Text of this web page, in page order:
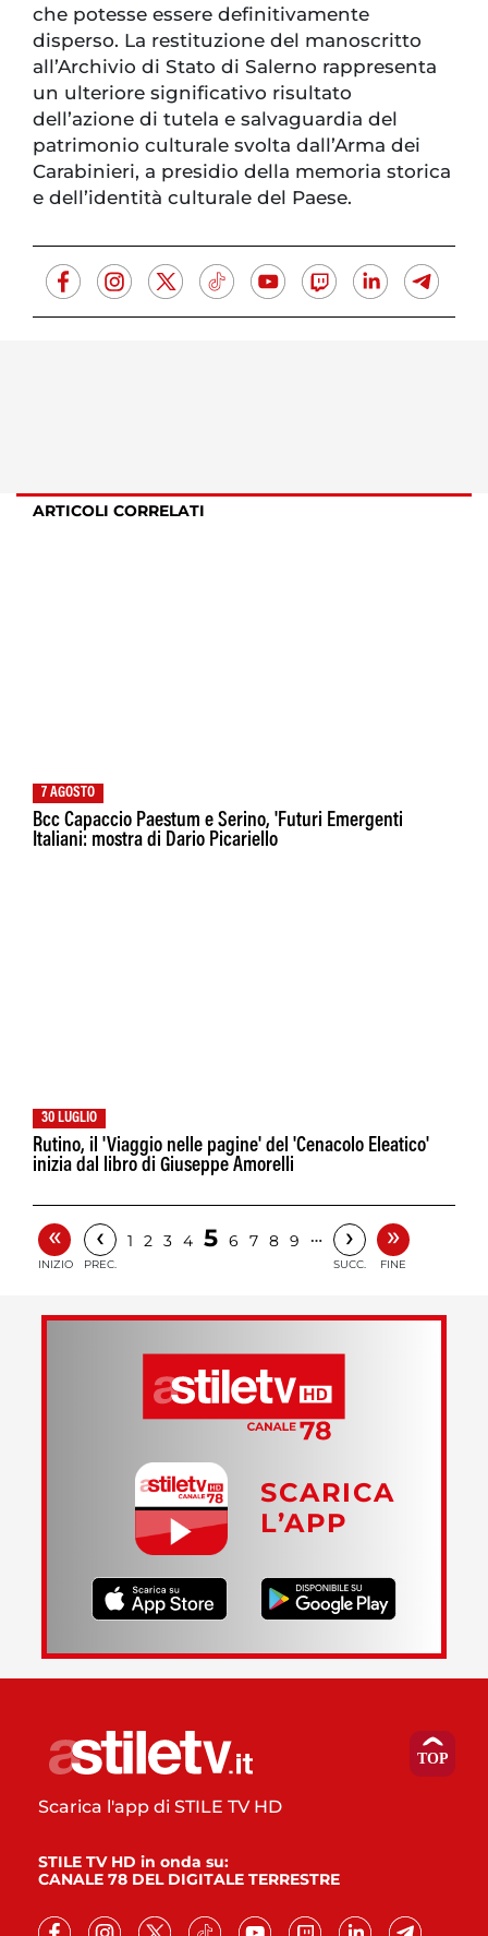
che potesse essere definitivamente
disperso. La restituzione del manoscritto
all’Archivio di Stato di Salerno rappresenta
un ulteriore significativo risultato
dell’azione di tutela e salvaguardia del
patrimonio culturale svolta dall’Arma dei
Carabinieri, a presidio della memoria storica
e dell’identità culturale del Paese.
ARTICOLI CORRELATI
7 AGOSTO
Bcc Capaccio Paestum e Serino, 'Futuri Emergenti
Italiani: mostra di Dario Picariello
30 LUGLIO
Rutino, il 'Viaggio nelle pagine' del 'Cenacolo Eleatico'
inizia dal libro di Giuseppe Amorelli
«
INIZIO
‹
PREC.
1 2 3 4 5 6 7 8 9 … ›
SUCC.
»
FINE
SCARICA
L’APP
Scarica l'app di STILE TV HD
STILE TV HD in onda su:
CANALE 78 DEL DIGITALE TERRESTRE